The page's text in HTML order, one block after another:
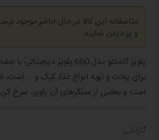
متاسفانه این کالا در حال حاضر موجود
و پز دیدن نمایید.
است و بعضی از عملکرهای آن پلوپز، سرخ